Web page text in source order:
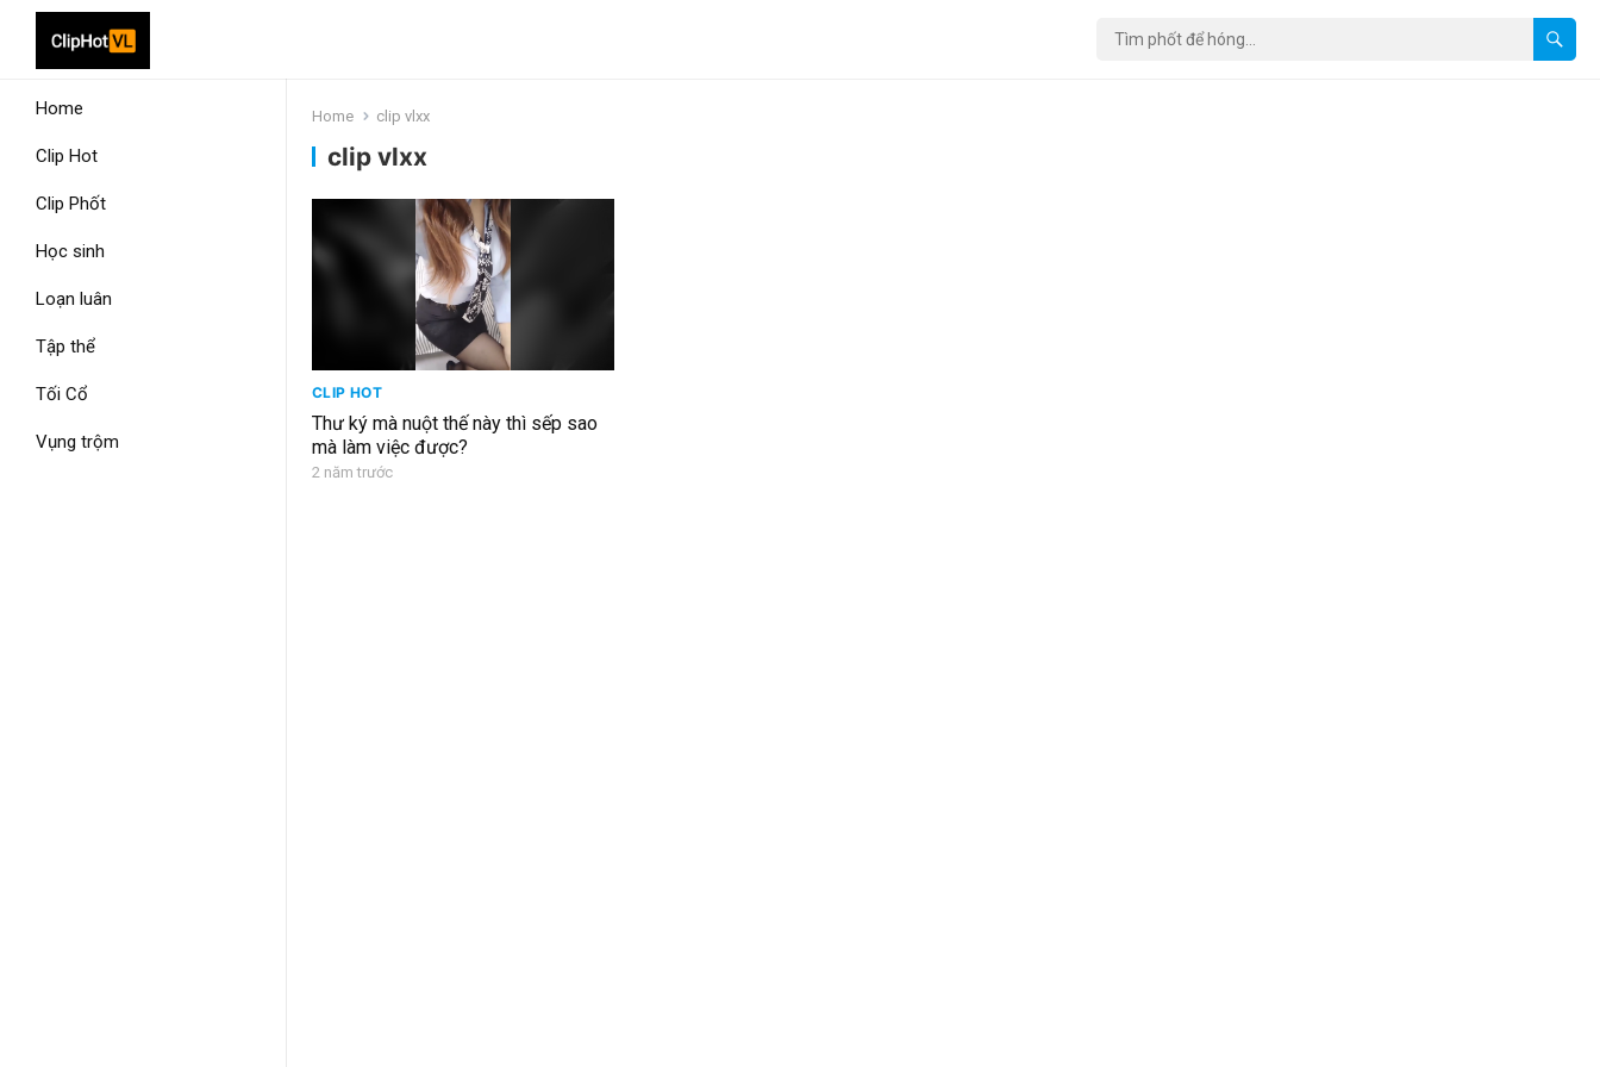
Home
Clip Hot
Clip Phốt
Học sinh
Loạn luân
Tập thể
Tối Cổ
Vụng trộm
Home clip vlxx
clip vlxx
CLIP HOT
Thư ký mà nuột thế này thì sếp sao
mà làm việc được?
2 năm trước